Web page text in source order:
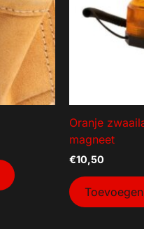
Oranje
magneet
€10,50